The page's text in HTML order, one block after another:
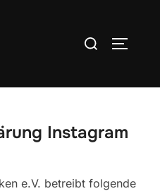
Suchen
Instagram
e.V. betreibt folgende